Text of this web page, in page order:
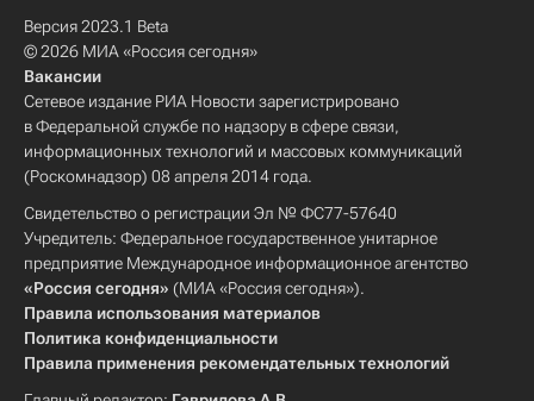
Версия 2023.1 Beta
© 2026 МИА «Россия сегодня»
Вакансии
Сетевое издание РИА Новости зарегистрировано
в Федеральной службе по надзору в сфере связи,
информационных технологий и массовых коммуникаций
(Роскомнадзор) 08 апреля 2014 года.
Свидетельство о регистрации Эл № ФС77-57640
Учредитель: Федеральное государственное унитарное
предприятие Международное информационное агентство
«Россия сегодня» (МИА «Россия сегодня»).
Правила использования материалов
Политика конфиденциальности
Правила применения рекомендательных технологий